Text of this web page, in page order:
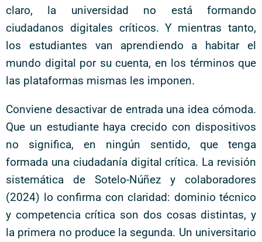
claro, la universidad no está formando
ciudadanos digitales críticos. Y mientras tanto,
los estudiantes van aprendiendo a habitar el
mundo digital por su cuenta, en los términos que
las plataformas mismas les imponen.
Conviene desactivar de entrada una idea cómoda.
Que un estudiante haya crecido con dispositivos
no significa, en ningún sentido, que tenga
formada una ciudadanía digital crítica. La revisión
sistemática de Sotelo-Núñez y colaboradores
(2024) lo confirma con claridad: dominio técnico
y competencia crítica son dos cosas distintas, y
la primera no produce la segunda. Un universitario